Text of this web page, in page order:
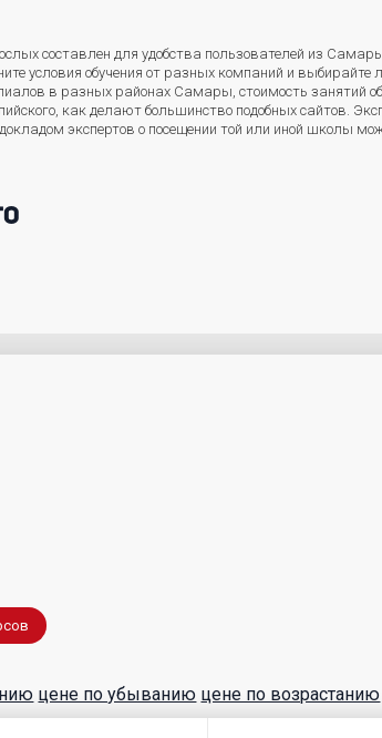
составлен для удобства пользователей из
условия обучения от разных компаний и
в разных районах Самары, стоимость занятий
как делают большинство подобных сайтов.
экспертов о посещении той или иной школы
цене по убыванию цене по возрастанию